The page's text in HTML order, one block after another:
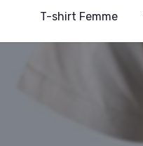
T-shirt Femme